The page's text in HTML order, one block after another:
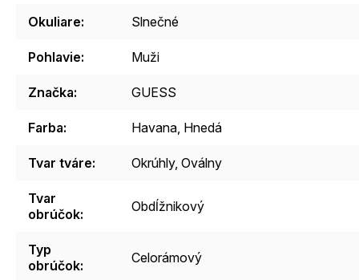
Okuliare: Slnečné
Pohlavie: Muži
Značka: GUESS
Farba: Havana, Hnedá
Tvar tváre: Okrúhly, Oválny
Tvar
obrúčok: Obdĺžnikový
Typ
obrúčok: Celorámový